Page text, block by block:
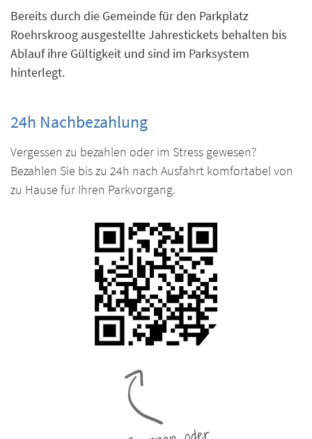
Bereits durch die Gemeinde für den Parkplatz
Roehrskroog ausgestellte Jahrestickets behalten bis
Ablauf ihre Gültigkeit und sind im Parksystem
hinterlegt.
24h Nachbezahlung
Vergessen zu bezahlen oder im Stress gewesen?
Bezahlen Sie bis zu 24h nach Ausfahrt komfortabel von
zu Hause für Ihren Parkvorgang.